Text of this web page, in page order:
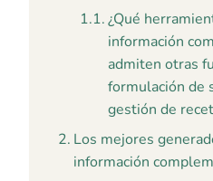
¿Qué
información
admiten otras
formulación de
gestión de
Los mejores
información